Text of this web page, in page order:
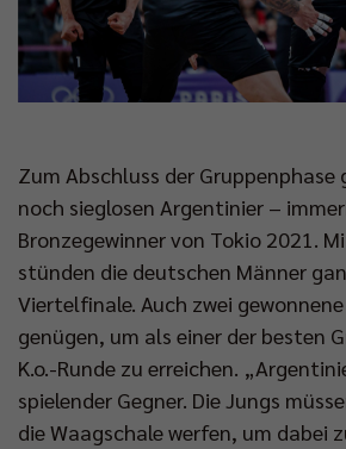
Zum Abschluss der Gruppenphase
noch sieglosen Argentinier –
Bronzegewinner von Tokio 2021.
stünden die deutschen Männer
Viertelfinale. Auch zwei
genügen, um als einer der besten
K.o.-Runde zu erreichen.
spielender Gegner. Die Jungs
die Waagschale werfen, um dabei